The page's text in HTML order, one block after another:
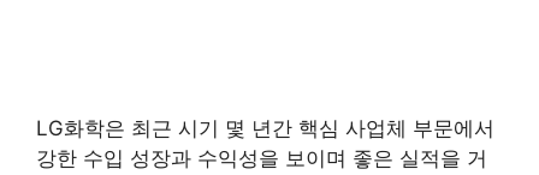
LG화학은 최근 시기 몇 년간 핵심 사업체 부문에서
강한 수입 성장과 수익성을 보이며 좋은 실적을 거